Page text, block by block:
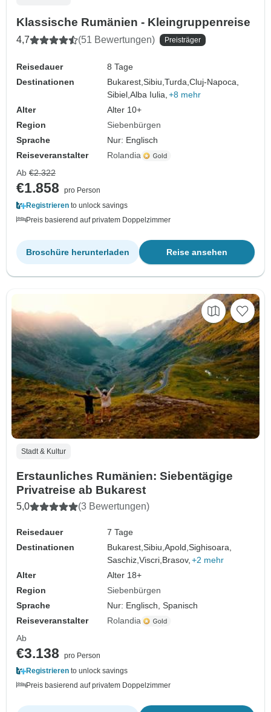
Klassische Rumänien - Kleingruppenreise
4,7 (51 Bewertungen) Preisträger
Reisedauer
8 Tage
Destinationen
Bukarest,Sibiu,Turda,Cluj-Napoca,
Sibiel,Alba Iulia, +8 mehr
Alter
Alter 10+
Region
Siebenbürgen
Sprache
Nur: Englisch
Reiseveranstalter
Rolandia
Ab €2.322
€1.858
pro Person
Registrieren to unlock savings
Preis basierend auf privatem Doppelzimmer
Reise ansehen
Broschüre herunterladen
Stadt & Kultur
Erstaunliches Rumänien: Siebentägige
Privatreise ab Bukarest
5,0 (3 Bewertungen)
Reisedauer
7 Tage
Destinationen
Bukarest,Sibiu,Apold,Sighisoara,
Saschiz,Viscri,Brasov, +2 mehr
Alter
Alter 18+
Region
Siebenbürgen
Sprache
Nur: Englisch, Spanisch
Reiseveranstalter
Rolandia
Ab
€3.138
pro Person
Registrieren to unlock savings
Preis basierend auf privatem Doppelzimmer